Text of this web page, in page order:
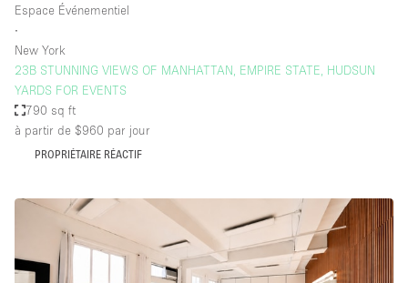
Espace Événementiel
∙
New York
23B STUNNING VIEWS OF MANHATTAN, EMPIRE STATE, HUDSUN
YARDS FOR EVENTS
790 sq ft
à partir de $960 par jour
PROPRIÉTAIRE RÉACTIF